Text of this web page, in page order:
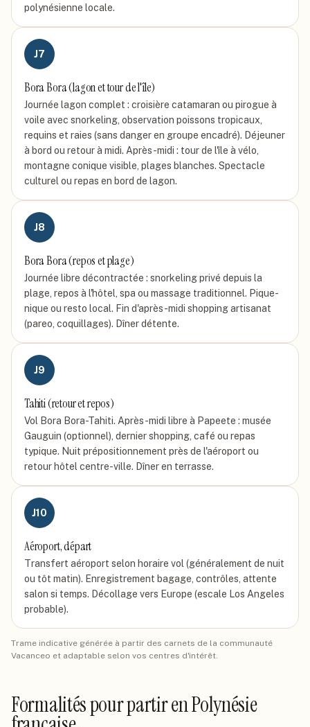
polynésienne locale.
J7
Bora Bora (lagon et tour de l'île)
Journée lagon complet : croisière catamaran ou pirogue à
voile avec snorkeling, observation poissons tropicaux,
requins et raies (sans danger en groupe encadré). Déjeuner
à bord ou retour à midi. Après-midi : tour de l'île à vélo,
montagne conique visible, plages blanches. Spectacle
culturel ou repas en bord de lagon.
J8
Bora Bora (repos et plage)
Journée libre décontractée : snorkeling privé depuis la
plage, repos à l'hôtel, spa ou massage traditionnel. Pique-
nique ou resto local. Fin d'après-midi shopping artisanat
(pareo, coquillages). Dîner détente.
J9
Tahiti (retour et repos)
Vol Bora Bora-Tahiti. Après-midi libre à Papeete : musée
Gauguin (optionnel), dernier shopping, café ou repas
typique. Nuit prépositionnement près de l'aéroport ou
retour hôtel centre-ville. Dîner en terrasse.
J10
Aéroport, départ
Transfert aéroport selon horaire vol (généralement de nuit
ou tôt matin). Enregistrement bagage, contrôles, attente
salon si temps. Décollage vers Europe (escale Los Angeles
probable).
Trame indicative générée à partir des carnets de la communauté
Vacanceo et adaptable selon vos centres d'intérêt.
Formalités pour partiren Polynésie